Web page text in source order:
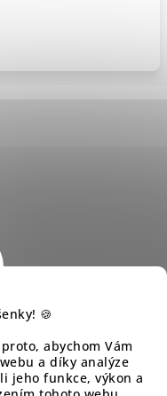
🍪
abychom Vám
a díky analýze
jeho funkce, výkon a